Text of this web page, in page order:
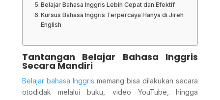
Belajar Bahasa Inggris Lebih Cepat dan Efektif
Kursus Bahasa Inggris Terpercaya Hanya di Jireh
English
Tantangan Belajar Bahasa Inggris
Secara Mandiri
Belajar bahasa Inggris memang bisa dilakukan secara
otodidak melalui buku, video YouTube, hingga